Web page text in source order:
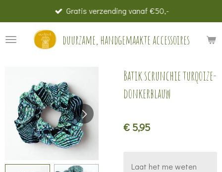
direct
naar
duurzame, handgemaakte accessoires
Gratis verzending vanaf €50,-
Batik scrunchie turqoize-
donkerblauw
€ 5,95
Laat het me weten